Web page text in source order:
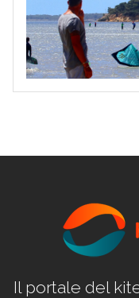
Il portale del